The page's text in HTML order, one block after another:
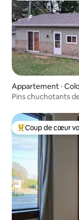
Appartement ⋅
Pins chuchotants
Coups de cœur
Coup de cœur